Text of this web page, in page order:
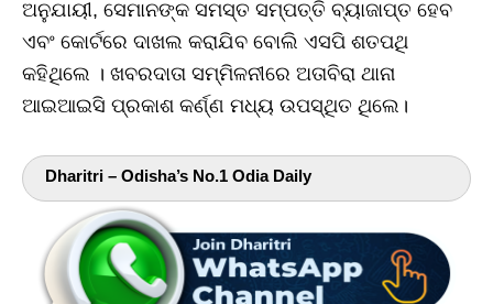
ଅନୁଯାୟୀ, ସେମାନଙ୍କ ସମସ୍ତ ସମ୍ପତ୍ତି ବ୍ୟାଜାପ୍ତ ହେବ
ଏବଂ କୋର୍ଟରେ ଦାଖଲ କରାଯିବ ବୋଲି ଏସପି ଶତପଥି
କହିଥିଲେ । ଖବରଦାତା ସମ୍ମିଳନୀରେ ଅତାବିରା ଥାନା
ଆଇଆଇସି ପ୍ରକାଶ କର୍ଣ୍ଣ ମଧ୍ୟ ଉପସ୍ଥିତ ଥିଲେ।
Dharitri – Odisha’s No.1 Odia Daily